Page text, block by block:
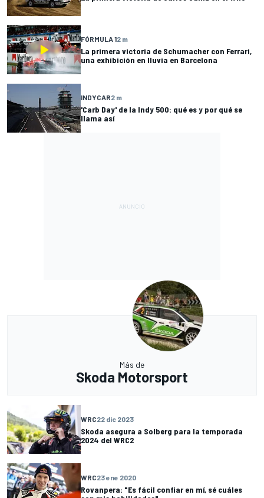
FÓRMULA 12 m
La primera victoria de Schumacher con Ferrari,
una exhibición en lluvia en Barcelona
INDYCAR2 m
'Carb Day' de la Indy 500: qué es y por qué se
llama así
Más de
Skoda Motorsport
WRC22 dic 2023
Skoda asegura a Solberg para la temporada
2024 del WRC2
WRC23 ene 2020
Rovanpera: "Es fácil confiar en mí, sé cuáles